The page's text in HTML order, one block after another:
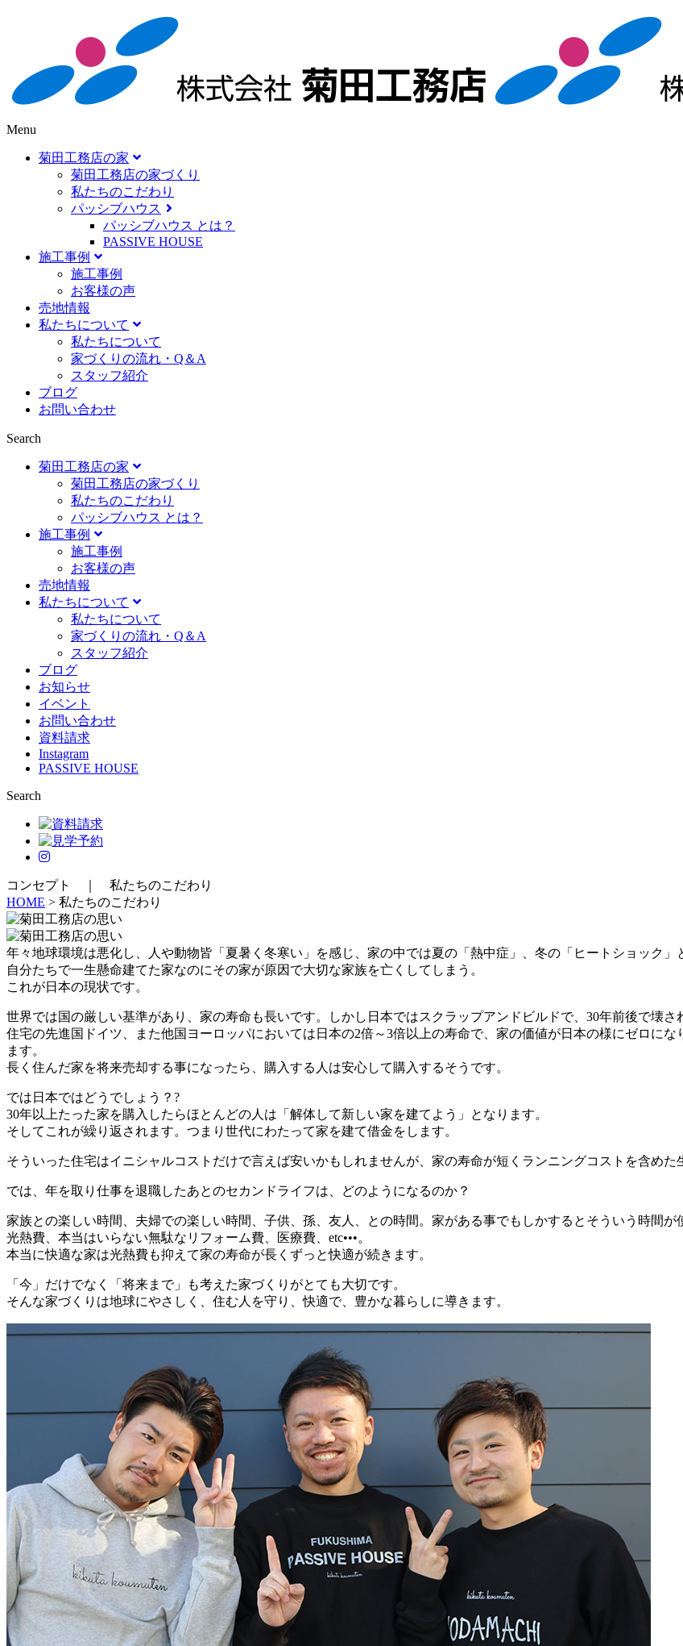
Menu
菊田工務店の家
菊田工務店の家づくり​
私たちのこだわり
パッシブハウス
パッシブハウス とは？
PASSIVE HOUSE
施工事例
施⼯事例
お客様の声
売地情報
私たちについて
私たちについて
家づくりの流れ・Q＆A
スタッフ紹介
ブログ
お問い合わせ
Search
菊田工務店の家
菊田工務店の家づくり​
私たちのこだわり
パッシブハウス とは？
施工事例
施⼯事例
お客様の声
売地情報
私たちについて
私たちについて
家づくりの流れ・Q＆A
スタッフ紹介
ブログ
お知らせ
イベント
お問い合わせ
資料請求
Instagram
PASSIVE HOUSE
Search
コンセプト ｜ 私たちのこだわり
HOME > 私たちのこだわり
年々地球環境は悪化し、人や動物皆「夏暑く冬寒い」を感じ、家の中では夏の「熱中症」、冬の「ヒートショック」
自分たちで一生懸命建てた家なのにその家が原因で大切な家族を亡くしてしまう。
これが日本の現状です。
世界では国の厳しい基準があり、家の寿命も長いです。しかし日本ではスクラップアンドビルドで、30年前後で壊さ
住宅の先進国ドイツ、また他国ヨーロッパにおいては日本の2倍～3倍以上の寿命で、家の価値が日本の様にゼロに
ます。
長く住んだ家を将来売却する事になったら、購入する人は安心して購入するそうです。
では日本ではどうでしょう？?
30年以上たった家を購入したらほとんどの人は「解体して新しい家を建てよう」となります。
そしてこれが繰り返されます。つまり世代にわたって家を建て借金をします。
そういった住宅はイニシャルコストだけで言えば安いかもしれませんが、家の寿命が短くランニングコストを含めた
では、年を取り仕事を退職したあとのセカンドライフは、どのようになるのか？
家族との楽しい時間、夫婦での楽しい時間、子供、孫、友人、との時間。家がある事でもしかするとそういう時間が
光熱費、本当はいらない無駄なリフォーム費、医療費、etc•••。
本当に快適な家は光熱費も抑えて家の寿命が長くずっと快適が続きます。
「今」だけでなく「将来まで」も考えた家づくりがとても大切です。
そんな家づくりは地球にやさしく、住む人を守り、快適で、豊かな暮らしに導きます。